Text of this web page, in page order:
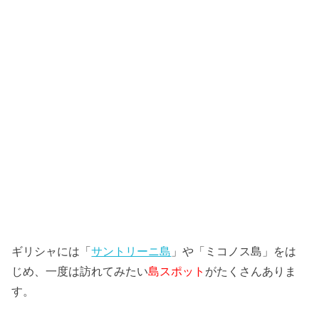
ギリシャには「サントリーニ島 」や「ミコノス島」をは
じめ、一度は訪れてみたい島スポット がたくさんありま
す。